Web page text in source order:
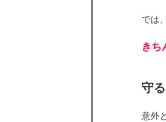
では
きち
守
意外